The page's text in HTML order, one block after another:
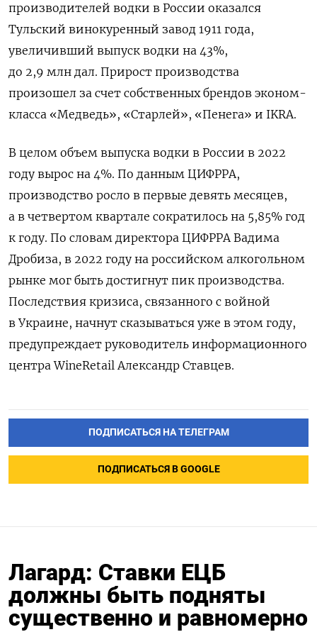
производителей водки в России оказался
Тульский винокуренный завод 1911 года,
увеличивший выпуск водки на 43%,
до 2,9 млн дал. Прирост производства
произошел за счет собственных брендов эконом-
класса «Медведь», «Старлей», «Пенега» и IKRA.
В целом объем выпуска водки в России в 2022
году вырос на 4%. По данным ЦИФРРА,
производство росло в первые девять месяцев,
а в четвертом квартале сократилось на 5,85% год
к году. По словам директора ЦИФРРА Вадима
Дробиза, в 2022 году на российском алкогольном
рынке мог быть достигнут пик производства.
Последствия кризиса, связанного с войной
в Украине, начнут сказываться уже в этом году,
предупреждает руководитель информационного
центра WineRetail Александр Ставцев.
ПОДПИСАТЬСЯ НА ТЕЛЕГРАМ
ПОДПИСАТЬСЯ В GOOGLE
Лагард: Ставки ЕЦБ
должны быть подняты
существенно и равномерно